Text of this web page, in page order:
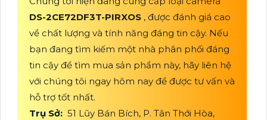
DS-2CE72DF3T-PIRXOS , được đánh giá cao
về chất lượng và tính năng đáng tin cậy. Nếu
bạn đang tìm kiếm một nhà phân phối đáng
tin cậy để tìm mua sản phẩm này, hãy liên hệ
với chúng tôi ngay hôm nay để được tư vấn và
hỗ trợ tốt nhất.
Trụ Sở: 51 Lũy Bán Bích, P. Tân Thới Hòa,